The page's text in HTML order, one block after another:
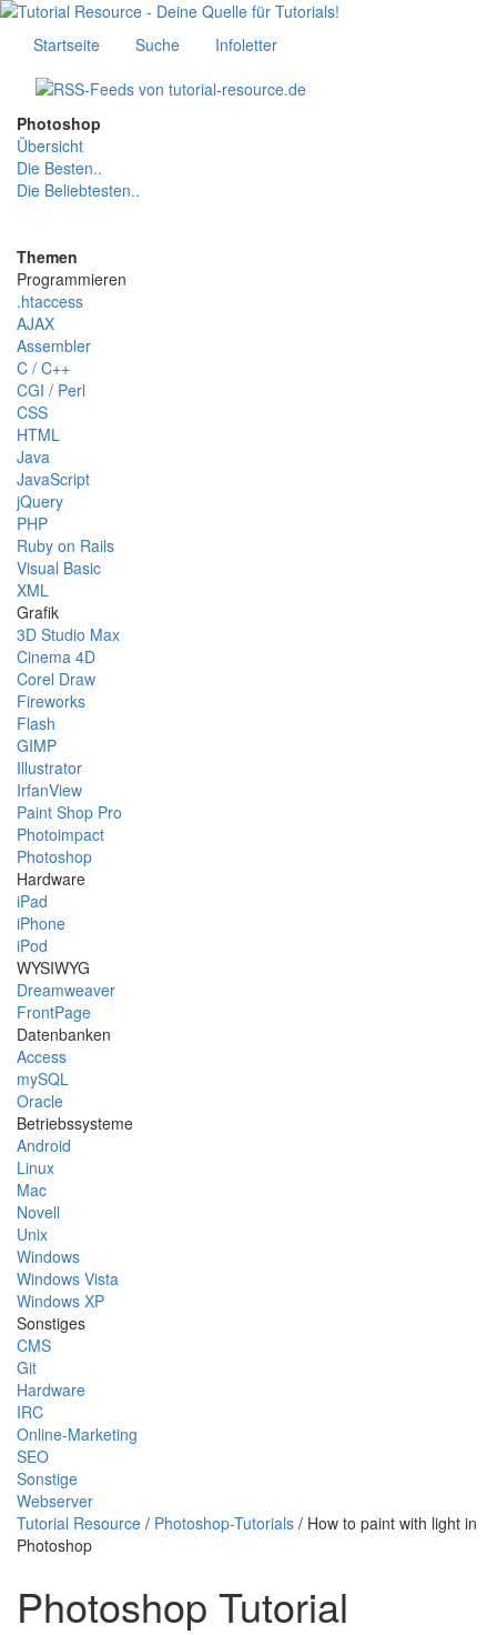
Startseite Suche Infoletter
Photoshop
Übersicht
Die Besten..
Die Beliebtesten..
Themen
Programmieren
.htaccess
AJAX
Assembler
C / C++
CGI / Perl
CSS
HTML
Java
JavaScript
jQuery
PHP
Ruby on Rails
Visual Basic
XML
Grafik
3D Studio Max
Cinema 4D
Corel Draw
Fireworks
Flash
GIMP
Illustrator
IrfanView
Paint Shop Pro
Photoimpact
Photoshop
Hardware
iPad
iPhone
iPod
WYSIWYG
Dreamweaver
FrontPage
Datenbanken
Access
mySQL
Oracle
Betriebssysteme
Android
Linux
Mac
Novell
Unix
Windows
Windows Vista
Windows XP
Sonstiges
CMS
Git
Hardware
IRC
Online-Marketing
SEO
Sonstige
Webserver
Tutorial Resource / Photoshop-Tutorials / How to paint with light in
Photoshop
Photoshop Tutorial